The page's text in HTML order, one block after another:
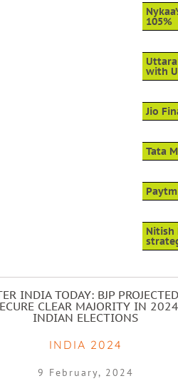
105%
with
Jio
Tata
Nitish
INDIA TODAY: BJP
CLEAR MAJORITY IN 2024
INDIAN ELECTIONS
INDIA 2024
9 February, 2024